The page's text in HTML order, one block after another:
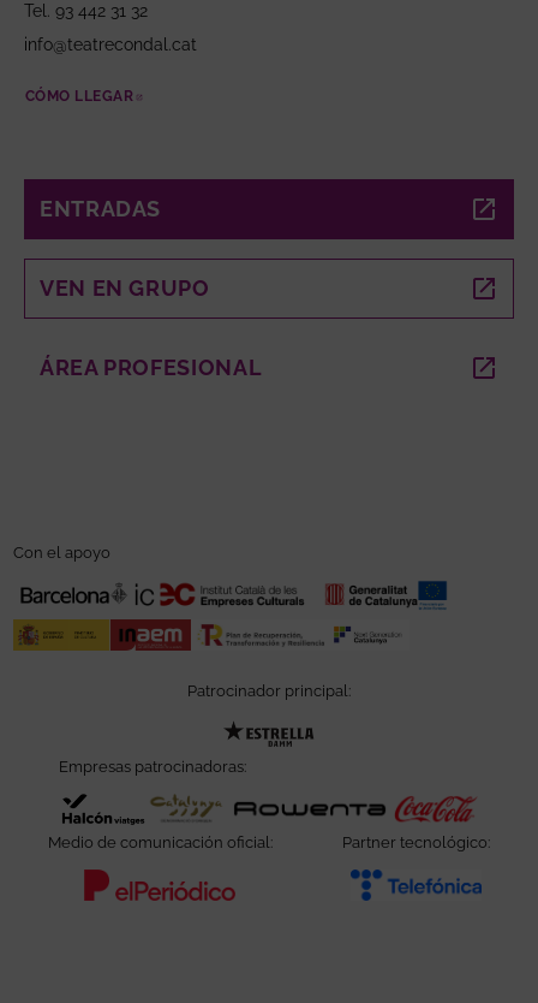
Tel. 93 442 31 32
info@teatrecondal.cat
CÓMO LLEGAR
ENTRADAS
VEN EN GRUPO
ÁREA PROFESIONAL ABRE EN NUEVA VENTANA
Con el apoyo
Patrocinador principal:
Empresas patrocinadoras:
Abre en nueva ventana
Abre en nueva ventanaAbre en nueva
Medio de comunicación oficial:
Abre en nueva ventana
Partner tecnológico:
Abre